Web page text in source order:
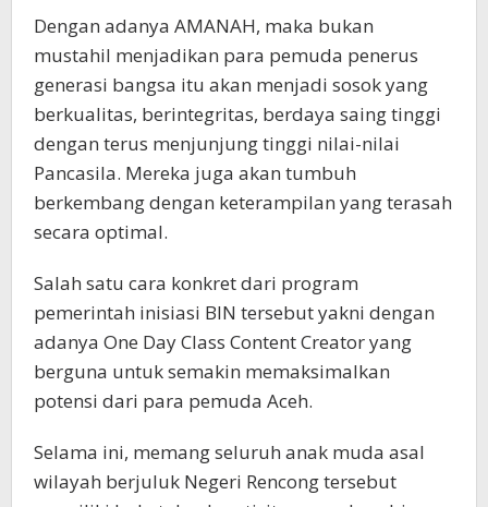
Dengan adanya AMANAH, maka bukan
mustahil menjadikan para pemuda penerus
generasi bangsa itu akan menjadi sosok yang
berkualitas, berintegritas, berdaya saing tinggi
dengan terus menjunjung tinggi nilai-nilai
Pancasila. Mereka juga akan tumbuh
berkembang dengan keterampilan yang terasah
secara optimal.
Salah satu cara konkret dari program
pemerintah inisiasi BIN tersebut yakni dengan
adanya One Day Class Content Creator yang
berguna untuk semakin memaksimalkan
potensi dari para pemuda Aceh.
Selama ini, memang seluruh anak muda asal
wilayah berjuluk Negeri Rencong tersebut